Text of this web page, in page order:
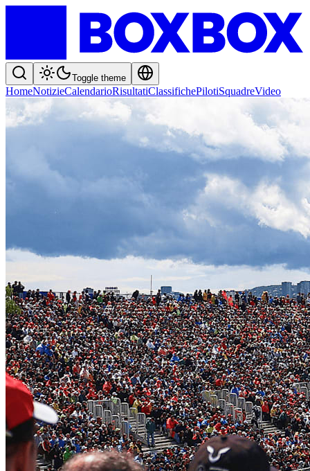
Toggle theme
HomeNotizieCalendarioRisultatiClassifichePilotiSquadreVideo